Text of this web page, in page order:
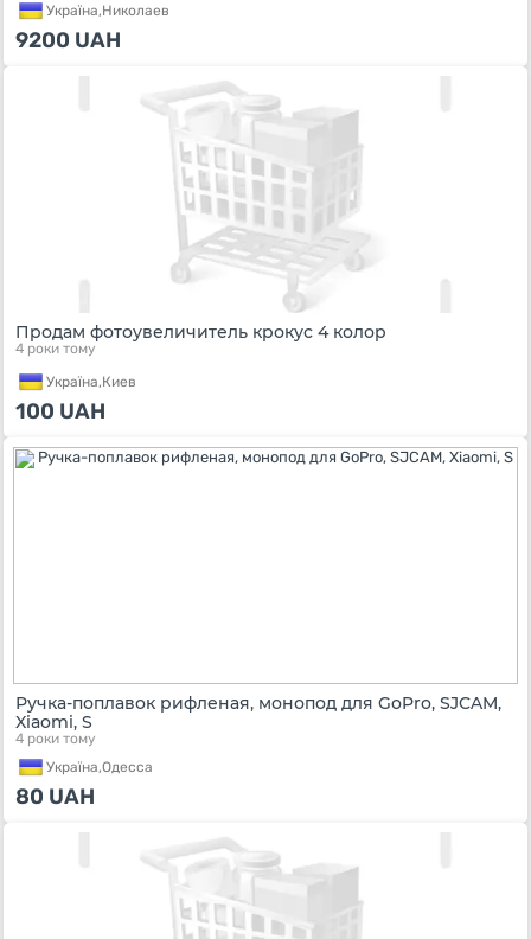
Україна,Николаев
9200 UAH
Продам фотоувеличитель крокус 4 колор
4 роки тому
Україна,Киев
100 UAH
Ручка-поплавок рифленая, монопод для GoPro, SJCAM,
Xiaomi, S
4 роки тому
Україна,Одесса
80 UAH